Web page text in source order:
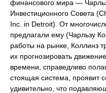
финансового мира —
Инвестиционного Совета
Inc. in Detroit). От
предлагали ему (Чарльзу
работы на рынке, Коллинз
их прогнозировать
времени, справедливо
стоящая система, проявит
удивительно, что